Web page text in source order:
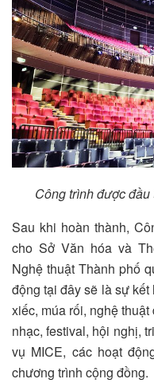
Công trình được
Sau khi hoàn thành,
cho Sở Văn hóa và
Nghệ thuật Thành phố
động tại đây sẽ là sự
xiếc, múa rối, nghệ
nhạc, festival, hội nghị,
vụ MICE, các hoạt
chương trình cộng đồng.